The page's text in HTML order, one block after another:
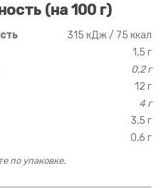
(на 100 г)
315 кДж / 75 ккал
1,5 г
0,2 г
12 г
4 г
3,5 г
0,6 г
по упаковке.